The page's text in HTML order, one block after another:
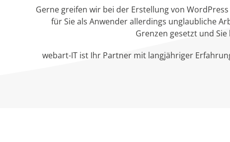
Gerne greifen wir bei der Erstellung von
für Sie als Anwender allerdings unglaubliche
Grenzen gesetzt und
webart-IT ist Ihr Partner mit langjähriger